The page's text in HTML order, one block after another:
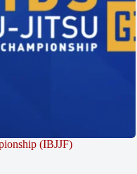
(IBJJF)